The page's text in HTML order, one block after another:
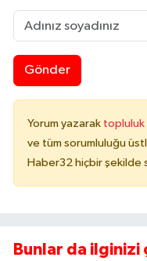
Gönder
Yorum yazarak topluluk
ve tüm sorumluluğu
Haber32 hiçbir şekilde
Bunlar da ilginizi